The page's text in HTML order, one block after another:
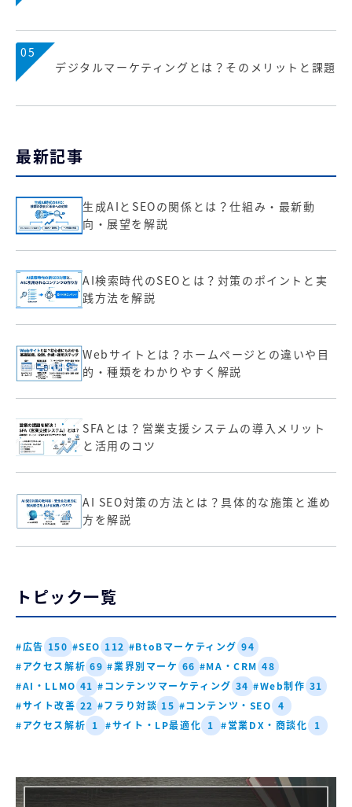
05
デジタルマーケティングとは？そのメリットと課題
最新記事
生成AIとSEOの関係とは？仕組み・最新動
向・展望を解説
AI検索時代のSEOとは？対策のポイントと実
践方法を解説
Webサイトとは？ホームページとの違いや目
的・種類をわかりやすく解説
SFAとは？営業支援システムの導入メリット
と活用のコツ
AI SEO対策の方法とは？具体的な施策と進め
方を解説
トピック一覧
#広告 150 #SEO 112 #BtoBマーケティング 94
#アクセス解析 69 #業界別マーケ 66 #MA・CRM 48
#AI・LLMO 41 #コンテンツマーケティング 34 #Web制作 31
#サイト改善 22 #フラり対談 15 #コンテンツ・SEO 4
#アクセス解析 1 #サイト・LP最適化 1 #営業DX・商談化 1